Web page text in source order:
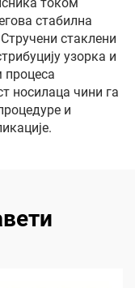
стабилна
стаклени
узорка и
процеса
носилаца чини га
и